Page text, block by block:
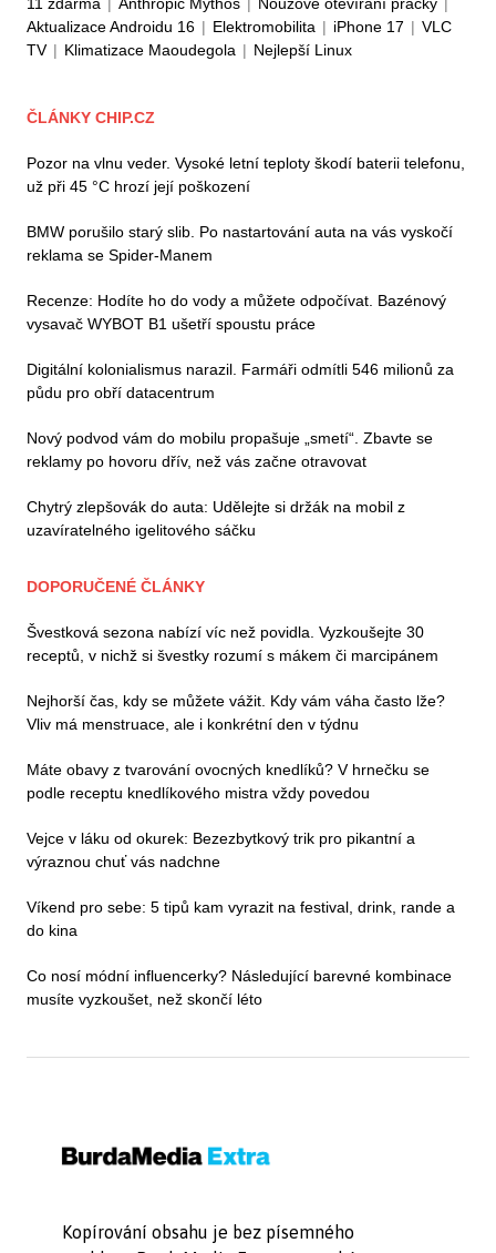
Aktualizace Androidu 16 | Elektromobilita | iPhone 17 | VLC
TV | Klimatizace Maoudegola | Nejlepší Linux
ČLÁNKY CHIP.CZ
Pozor na vlnu veder. Vysoké letní teploty škodí baterii telefonu,
už při 45 °C hrozí její poškození
BMW porušilo starý slib. Po nastartování auta na vás vyskočí
reklama se Spider-Manem
Recenze: Hodíte ho do vody a můžete odpočívat. Bazénový
vysavač WYBOT B1 ušetří spoustu práce
Digitální kolonialismus narazil. Farmáři odmítli 546 milionů za
půdu pro obří datacentrum
Nový podvod vám do mobilu propašuje „smetí“. Zbavte se
reklamy po hovoru dřív, než vás začne otravovat
Chytrý zlepšovák do auta: Udělejte si držák na mobil z
uzavíratelného igelitového sáčku
DOPORUČENÉ ČLÁNKY
Švestková sezona nabízí víc než povidla. Vyzkoušejte 30
receptů, v nichž si švestky rozumí s mákem či marcipánem
Nejhorší čas, kdy se můžete vážit. Kdy vám váha často lže?
Vliv má menstruace, ale i konkrétní den v týdnu
Máte obavy z tvarování ovocných knedlíků? V hrnečku se
podle receptu knedlíkového mistra vždy povedou
Vejce v láku od okurek: Bezezbytkový trik pro pikantní a
výraznou chuť vás nadchne
Víkend pro sebe: 5 tipů kam vyrazit na festival, drink, rande a
do kina
Co nosí módní influencerky? Následující barevné kombinace
musíte vyzkoušet, než skončí léto
Kopírování obsahu je bez písemného